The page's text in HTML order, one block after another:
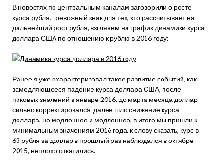
В новостях по центральным каналам заговорили о росте
курса рубля, тревожный знак для тех, кто рассчитывает на
дальнейший рост рубля, взглянем на график динамики курса
доллара США по отношению к рублю в 2016 году:
Ранее я уже охарактеризовал такое развитие событий, как
замедляющееся падение курса доллара США, после
пиковых значений в январе 2016, до марта месяца доллар
сильно корректировался, далее шло снижение курса
доллара, но медленнее и медленнее, в итоге мы пришли к
минимальным значениям 2016 года, к слову сказать, курс в
63 рубля за доллар в прошлый раз наблюдался в октябре
2015, неплохо откатились.